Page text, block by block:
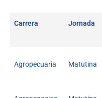
Carrera Jornada
Agropecuaria Matutina